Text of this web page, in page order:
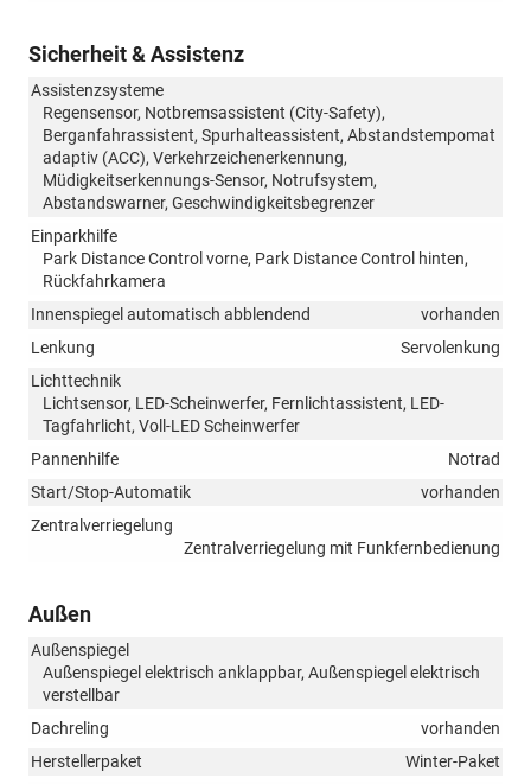
Sicherheit & Assistenz
Assistenzsysteme
Regensensor, Notbremsassistent (City-Safety),
Berganfahrassistent, Spurhalteassistent, Abstandstempomat
adaptiv (ACC), Verkehrzeichenerkennung,
Müdigkeitserkennungs-Sensor, Notrufsystem,
Abstandswarner, Geschwindigkeitsbegrenzer
Einparkhilfe
Park Distance Control vorne, Park Distance Control hinten,
Rückfahrkamera
Innenspiegel automatisch abblendend
vorhanden
Lenkung
Servolenkung
Lichttechnik
Lichtsensor, LED-Scheinwerfer, Fernlichtassistent, LED-
Tagfahrlicht, Voll-LED Scheinwerfer
Pannenhilfe
Notrad
Start/Stop-Automatik
vorhanden
Zentralverriegelung
Zentralverriegelung mit Funkfernbedienung
Außen
Außenspiegel
Außenspiegel elektrisch anklappbar, Außenspiegel elektrisch
verstellbar
Dachreling
vorhanden
Herstellerpaket
Winter-Paket